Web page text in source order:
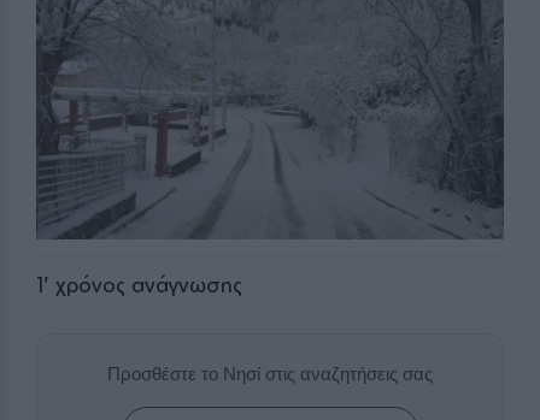
1' χρόνος ανάγνωσης
Προσθέστε το Νησί στις αναζητήσεις σας